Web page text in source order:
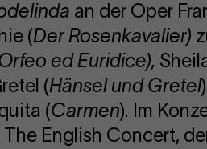
an der Oper
(Der Rosenkavalier)
ed Euridice),
(Hänsel und Gretel
(Carmen). Im
English Concert,